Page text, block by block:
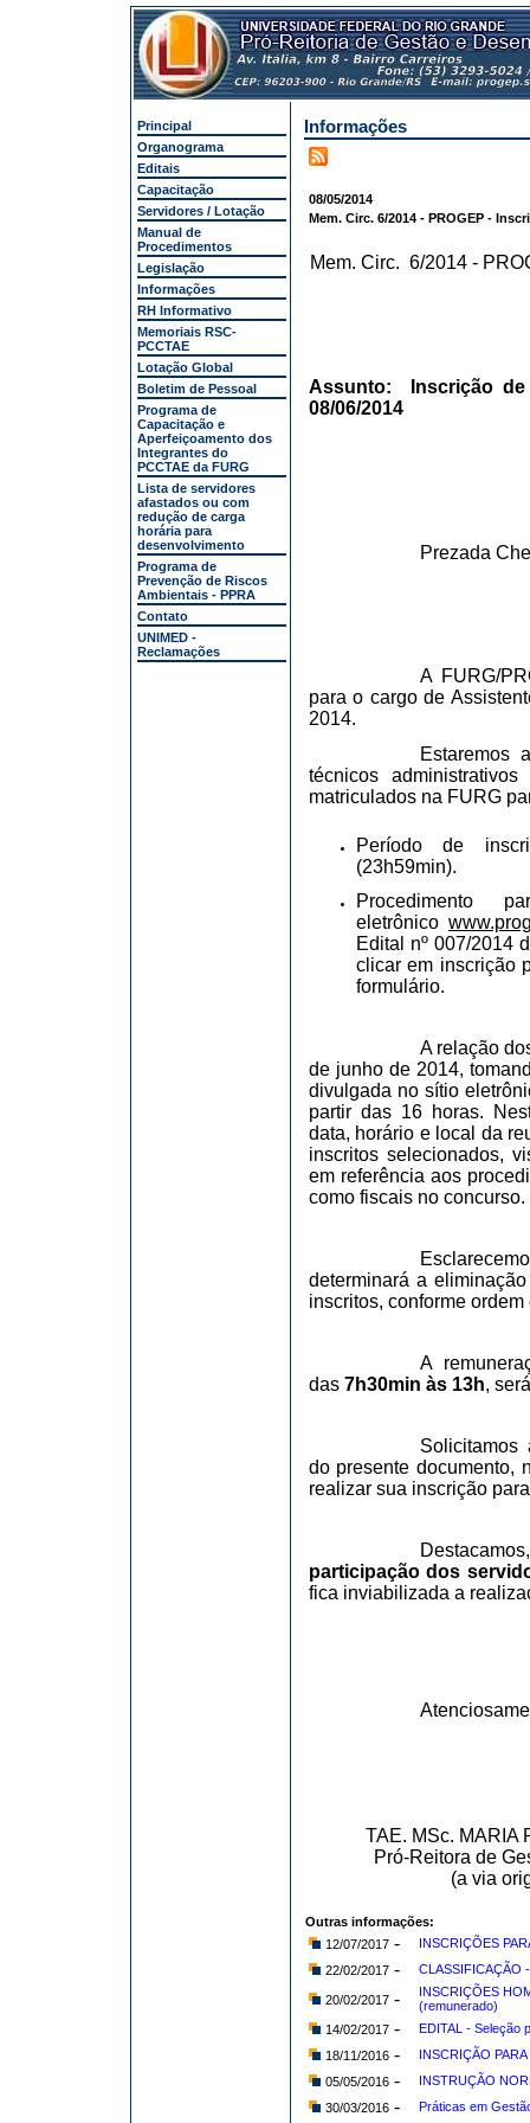
Principal
Organograma
Editais
Capacitação
Servidores / Lotação
Manual de
Procedimentos
Legislação
Informações
RH Informativo
Memoriais RSC-
PCCTAE
Lotação Global
Boletim de Pessoal
Programa de
Capacitação e
Aperfeiçoamento dos
Integrantes do
PCCTAE da FURG
Lista de servidores
afastados ou com
redução de carga
horária para
desenvolvimento
Programa de
Prevenção de Riscos
Ambientais - PPRA
Contato
UNIMED -
Reclamações
Informações
08/05/2014
Mem. Circ. 6/2014 - PROGEP -
Mem. Circ. 6/2014 -
Assunto: Inscrição
08/06/2014
Prezada
A FURG/
para o cargo de
2014.
Estaremos
técnicos
matriculados na FURG
Período de
(23h59min).
Procedimento
eletrônico
Edital nº 007/2014
clicar em inscrição
formulário.
A relação
de junho de 2014,
divulgada no sítio
partir das 16 horas.
data, horário e local da
inscritos selecionados,
em referência aos
como fiscais no concurso.
determinará a
inscritos, conforme
A
das 7h30min às 13h,
Solicitamos
do presente documento,
realizar sua inscrição
participação dos
fica inviabilizada a
TAE. MSc. MARIA
Pró-Reitora de
(a via
Outras informações:
12/07/2017-
INSCRIÇÕES
22/02/2017- CLASSIFICAÇÃO
20/02/2017-
INSCRIÇÕES
(remunerado)
14/02/2017-
EDITAL - Seleção
18/11/2016-
INSCRIÇÃO
05/05/2016-
INSTRUÇÃO
30/03/2016- Práticas em